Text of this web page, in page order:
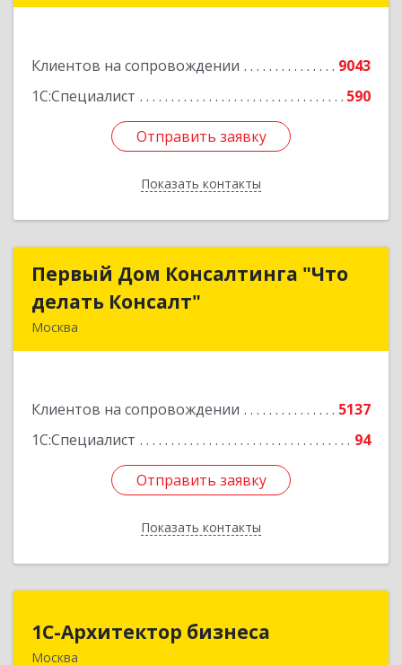
Клиентов на сопровождении
9043
1С:Специалист
590
Отправить заявку
Показать контакты
Отправить заявку
Назад
Первый Дом Консалтинга "Что
делать Консалт"
Москва
Клиентов на сопровождении
5137
1С:Специалист
94
Отправить заявку
Показать контакты
Первый Дом Консалтинга "Что
Отправить заявку
Назад
1С-Архитектор бизнеса
Москва
1С-Архитектор бизнеса
115114, Москва г, Кожевнический 2-й пер, дом